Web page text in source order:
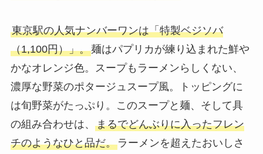
東京駅の人気ナンバーワンは「特製ベジソバ
（1,100円）」。麺はパプリカが練り込まれた鮮や
かなオレンジ色。スープもラーメンらしくない、
濃厚な野菜のポタージュスープ風。トッピングに
は旬野菜がたっぷり。このスープと麺、そして具
の組み合わせは、 まるでどんぶりに入ったフレン
チのようなひと品だ。ラーメンを超えたおいしさ